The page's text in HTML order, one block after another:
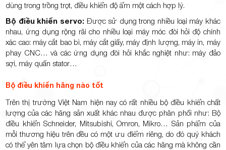
dùng trong trồng trọt, điều khiển độ ẩm một cách hợp lý.
Bộ điều khiển servo: Được sử dụng trong nhiều loại máy khác
nhau, ứng dụng rộng rãi cho nhiều loại máy móc đòi hỏi độ chính
xác cao: máy cắt bao bì, máy cắt giấy, máy định lượng, máy in, máy
phay CNC… và các ứng dụng đòi hỏi khắc nghiệt như: máy đảo
sợi, máy quấn stator…
Bộ điều khiển hãng nào tốt
Trên thị trường Việt Nam hiện nay có rất nhiều bộ điều khiển chất
lượng của các hãng sản xuất khác nhau được phân phối như: Bộ
điều khiển Schneider, Mitsubishi, Omron, Mikro… Sản phẩm của
mỗi thương hiệu trên đều có một ưu điểm riêng, do đó quý khách
có thể yên tâm lựa chọn bộ điều khiển của các hãng mà không cần